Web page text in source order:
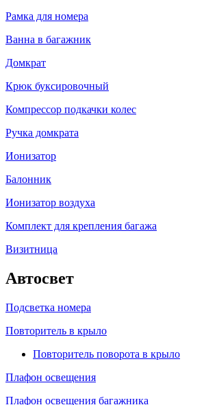
Рамка для номера
Ванна в багажник
Домкрат
Крюк буксировочный
Компрессор подкачки колес
Ручка домкрата
Ионизатор
Балонник
Ионизатор воздуха
Комплект для крепления багажа
Визитница
Автосвет
Подсветка номера
Повторитель в крыло
Повторитель поворота в крыло
Плафон освещения
Плафон освещения багажника